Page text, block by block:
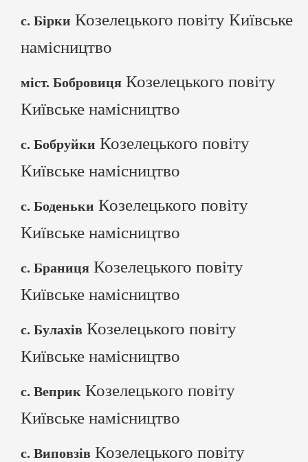
с. Бірки Козелецького повіту Київське
намісництво
міст. Бобровиця Козелецького повіту
Київське намісництво
с. Бобруйки Козелецького повіту
Київське намісництво
с. Боденьки Козелецького повіту
Київське намісництво
с. Браниця Козелецького повіту
Київське намісництво
с. Булахів Козелецького повіту
Київське намісництво
с. Веприк Козелецького повіту
Київське намісництво
с. Виповзів Козелецького повіту